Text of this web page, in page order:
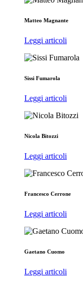
Matteo Magnante
Leggi articoli
Sissi Fumarola
Leggi articoli
Nicola Bitozzi
Leggi articoli
Francesco Cerrone
Leggi articoli
Gaetano Cuomo
Leggi articoli